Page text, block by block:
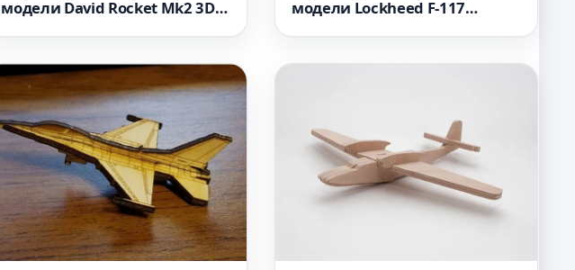
модели David Rocket Mk2 3D 6
модели Lockheed F-117